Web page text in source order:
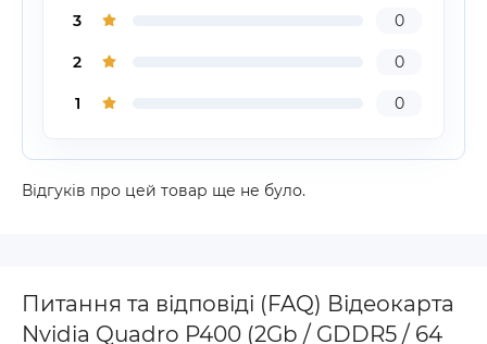
3 0
2 0
1 0
Відгуків про цей товар ще не було.
Питання та відповіді (FAQ) Відеокарта
Nvidia Quadro P400 (2Gb / GDDR5 / 64